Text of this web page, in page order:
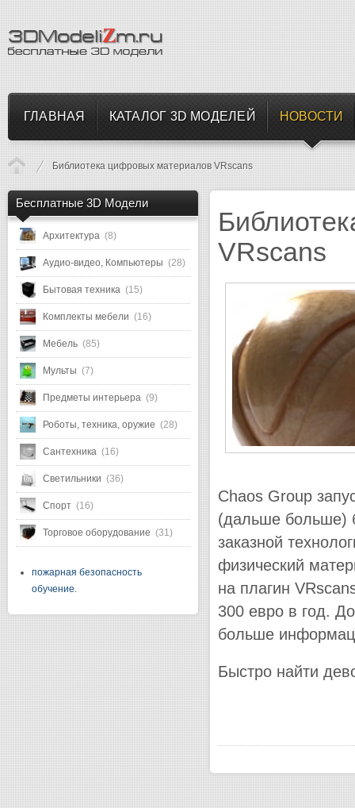
ГЛАВНАЯ КАТАЛОГ 3D МОДЕЛЕЙ НОВОСТИ
Библиотека цифровых материалов VRscans
Бесплатные 3D Модели
Архитектура (8)
Аудио-видео, Компьютеры (28)
Бытовая техника (15)
Комплекты мебели (16)
Мебель (85)
Мульты (7)
Предметы интерьера (9)
Роботы, техника, оружие (28)
Сантехника (16)
Светильники (36)
Спорт (16)
Торговое оборудование (31)
пожарная безопасность
обучение.
VRscans
Chaos Group
(дальше больше)
заказной
физический
на плагин
300 евро в год.
больше
Быстро найти